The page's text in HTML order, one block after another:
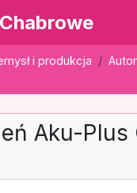
i produkcja
Aku-Plus